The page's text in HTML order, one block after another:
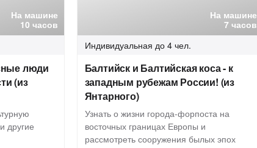
На машине
10 часов
люди
(из
другие
На машине
7 часов
Индивидуальная до 4 чел.
Балтийск и Балтийская коса - к
западным рубежам России! (из
Янтарного)
Узнать о жизни города-форпоста на
восточных границах Европы и
рассмотреть сооружения былых эпох